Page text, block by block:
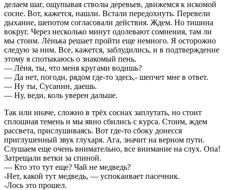
делаем шаг, ощупывая стволы деревьев, движемся к искомой
сосне. Вот, кажется, нашли. Встали передохнуть. Перевели
дыхание, шепотом согласовали действия. Ждем. Но тишина
вокруг. Через несколько минут одолевают сомнения, там ли
мы стоим. Лёнька решает пройти еще немного. Я осторожно
следую за ним. Все, кажется, заблудились, и в подтверждение
этому я спотыкаюсь о знакомый пень.
— Лёня, ты, что меня кругами водишь?
— Да нет, погоди, рядом где-то здесь,- шепчет мне в ответ.
— Ну ты, Сусанин, даешь.
— Ну, веди, коль уверен дальше.
Так или иначе, сложно в трёх соснах заплутать, но стоит
сплошная темень и мы явно сбились с курса. Стоим, ждем
рассвета, прислушиваясь. Вот где-то сбоку донесся
приглушенный звук глухаря. Ага, значит на верном пути.
Слушаем еще очень внимательно, все внимание на слух. Опа!
Затрещали ветки за спиной.
— Кто это тут еще? Чай не медведь?
-Нет, какой тут медведь, — успокаивает пасечник.
-Лось это прошел.